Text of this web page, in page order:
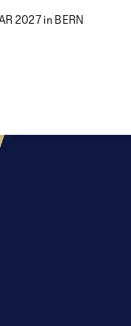
2027 in BERN